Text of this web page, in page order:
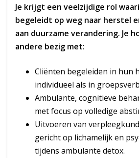
Je krijgt een veelzijdige rol
begeleidt op weg naar herstel
aan duurzame verandering. Je
andere bezig met:
Cliënten begeleiden in hun
individueel als in
Ambulante, cognitieve
met focus op volledige
Uitvoeren van
gericht op lichamelijk en
tijdens ambulante detox.